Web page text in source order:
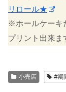
リロール★
※ホールケーキ
プリント出来ま
小売店 #期